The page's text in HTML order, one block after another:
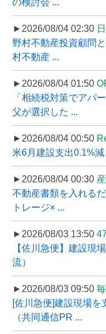
►2026/08/04 02:30
野村不動産投資顧問
村不動産 ...
►2026/08/04 01:50
「相続税対策でアパ
父が選択した ...
►2026/08/04 00:50
米6月建設支出0.1%
►2026/08/04 00:30
不動産書類を入れる
トレージ× ...
►2026/08/03 13:50
【佐川急便】建設現
流）
►2026/08/03 09:50
[佐川急便]建設現場を
（共同通信PR ...